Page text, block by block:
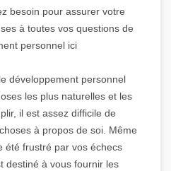
besoin pour assurer votre
à toutes vos questions de
personnel ici
développement personnel
les plus naturelles et les
il est assez difficile de
à propos de soi. Même
été frustré par vos échecs
destiné à vous fournir les